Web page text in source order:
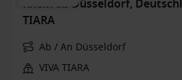
Rhein ab Düsseldorf,
TIARA
Ab / An Düsseldorf
VIVA TIARA